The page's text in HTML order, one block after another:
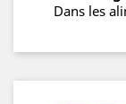
Dans les